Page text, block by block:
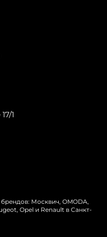
1
Москвич, OMODA,
Opel и Renault в Санкт-